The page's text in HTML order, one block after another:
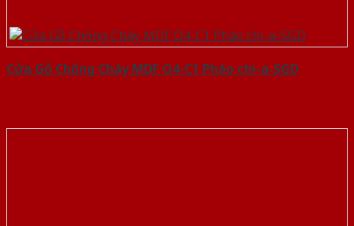
Cửa Gỗ Chống Cháy MDF O4-C1 Phào chi-a-SGD